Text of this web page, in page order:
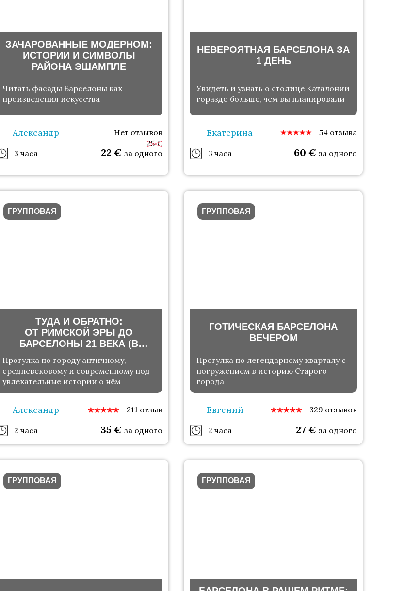
ЗАЧАРОВАННЫЕ МОДЕРНОМ:
ИСТОРИИ И СИМВОЛЫ
РАЙОНА ЭШАМПЛЕ
Читать фасады Барселоны как
произведения искусства
Александр Нет отзывов
3 часа 22€ за одного
25 €
НЕВЕРОЯТНАЯ БАРСЕЛОНА ЗА
1 ДЕНЬ
Увидеть и узнать о столице Каталонии
гораздо больше, чем вы планировали
Екатерина 54 отзыва
3 часа 60 € за одного
ГРУППОВАЯ
ТУДА И ОБРАТНО:
ОТ РИМСКОЙ ЭРЫ ДО
БАРСЕЛОНЫ 21 ВЕКА (В
Прогулка по городу античному,
средневековому и современному под
увлекательные истории о нём
Александр 211 отзыв
2 часа 35€ за одного
ГРУППОВАЯ
ГОТИЧЕСКАЯ БАРСЕЛОНА
ВЕЧЕРОМ
Прогулка по легендарному кварталу с
погружением в историю Старого
города
Евгений 329 отзывов
2 часа 27 € за одного
ГРУППОВАЯ ГРУППОВАЯ